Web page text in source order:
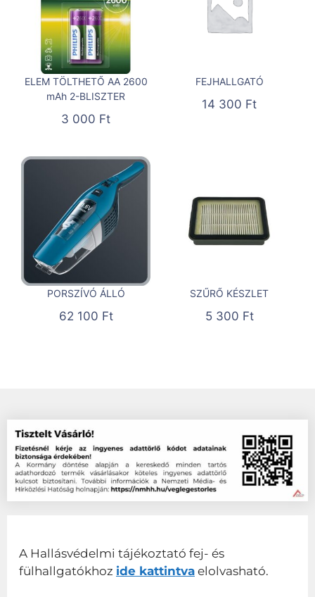
ELEM TÖLTHETŐ AA 2600
mAh 2-BLISZTER
3 000 Ft
FEJHALLGATÓ
14 300 Ft
PORSZÍVÓ ÁLLÓ
62 100 Ft
SZŰRŐ KÉSZLET
5 300 Ft
A Hallásvédelmi tájékoztató fej- és
fülhallgatókhoz ide kattintva elolvasható.